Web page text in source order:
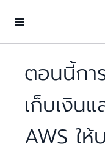
ตอนนี้กา
เก็บเงิน
AWS ให้